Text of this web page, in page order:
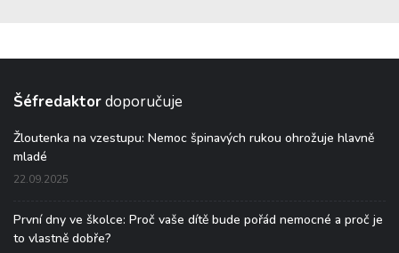
Šéfredaktordoporučuje
Žloutenka na vzestupu: Nemoc špinavých rukou ohrožuje hlavně
mladé
22.09.2025
První dny ve školce: Proč vaše dítě bude pořád nemocné a proč je
to vlastně dobře?